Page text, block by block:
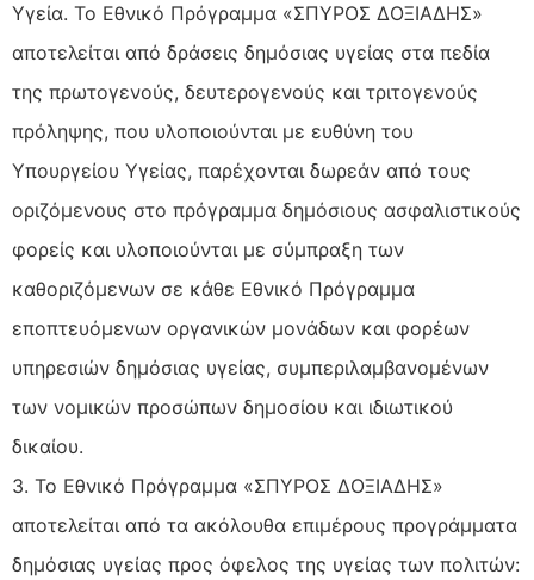
Υγεία. Το Εθνικό Πρόγραμμα «ΣΠΥΡΟΣ ΔΟΞΙΑΔΗΣ»
αποτελείται από δράσεις δημόσιας υγείας στα πεδία
της πρωτογενούς, δευτερογενούς και τριτογενούς
πρόληψης, που υλοποιούνται με ευθύνη του
Υπουργείου Υγείας, παρέχονται δωρεάν από τους
οριζόμενους στο πρόγραμμα δημόσιους ασφαλιστικούς
φορείς και υλοποιούνται με σύμπραξη των
καθοριζόμενων σε κάθε Εθνικό Πρόγραμμα
εποπτευόμενων οργανικών μονάδων και φορέων
υπηρεσιών δημόσιας υγείας, συμπεριλαμβανομένων
των νομικών προσώπων δημοσίου και ιδιωτικού
δικαίου.
3. Το Εθνικό Πρόγραμμα «ΣΠΥΡΟΣ ΔΟΞΙΑΔΗΣ»
αποτελείται από τα ακόλουθα επιμέρους προγράμματα
δημόσιας υγείας προς όφελος της υγείας των πολιτών: